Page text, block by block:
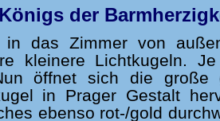
der
das Zimmer von
kleinere Lichtkugeln.
öffnet sich die große
in Prager Gestalt
ebenso rot-/gold